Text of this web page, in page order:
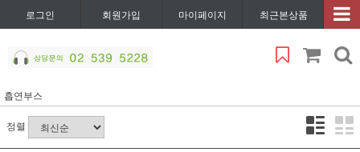
로그인 회원가입 마이페이지 최근본상품
흡연부스
정렬